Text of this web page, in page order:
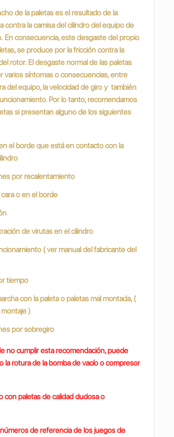
de la paletas es el resultado de la
contra la camisa del cilindro del equipo de
En consecuencia, este desgaste del propio
se produce por la fricción contra la
rotor. El desgaste normal de las paletas
varios síntomas o consecuencias, entre
del equipo, la velocidad de giro y también
Por lo tanto, recomendamos
si presentan alguno de los siguientes
el borde que está en contacto con la
por recalentamiento
cara o en el borde
de virutas en el cilindro
( ver manual del fabricante del
tiempo
con la paleta o paletas mal montada, (
)
por sobregiro
no cumplir esta recomendación, puede
la rotura de la bomba de vacío o compresor
con paletas de calidad dudosa o
de referencia de los juegos de